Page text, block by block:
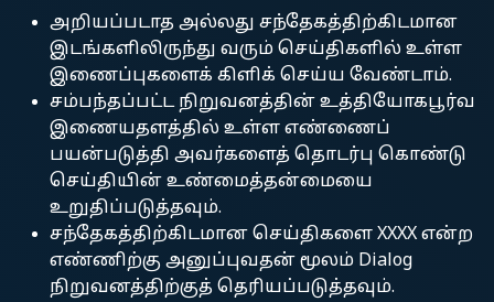
அறியப்படாத அல்லது சந்தேகத்திற்கிடமான
இடங்களிலிருந்து வரும் செய்திகளில் உள்ள
இணைப்புகளைக் கிளிக் செய்ய வேண்டாம்.
சம்பந்தப்பட்ட நிறுவனத்தின் உத்தியோகபூர்வ
இணையதளத்தில் உள்ள எண்ணைப்
பயன்படுத்தி அவர்களைத் தொடர்பு கொண்டு
செய்தியின் உண்மைத்தன்மையை
உறுதிப்படுத்தவும்.
சந்தேகத்திற்கிடமான செய்திகளை XXXX என்ற
எண்ணிற்கு அனுப்புவதன் மூலம் Dialog
நிறுவனத்திற்குத் தெரியப்படுத்தவும்.